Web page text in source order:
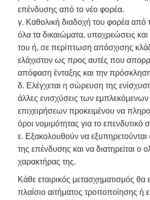
επένδυσης από το νέο φορέα.
γ. Καθολική διαδοχή του φορέα από
όλα τα δικαιώματα, υποχρεώσεις και
του ή, σε περίπτωση απόσχισης
ελάχιστον ως προς αυτές που
απόφαση ένταξης και την
δ. Ελέγχεται η σώρευση της
άλλες ενισχύσεις των εμπλεκόμενων
επιχειρήσεων προκειμένου να
όροι νομιμότητας για το επενδυτικό
ε. Εξακολουθούν να εξυπηρετούνται
της επένδυσης και να διατηρείται ο
χαρακτήρας της.
Κάθε εταιρικός μετασχηματισμός θα
πλαίσιο αιτήματος τροποποίησης ή